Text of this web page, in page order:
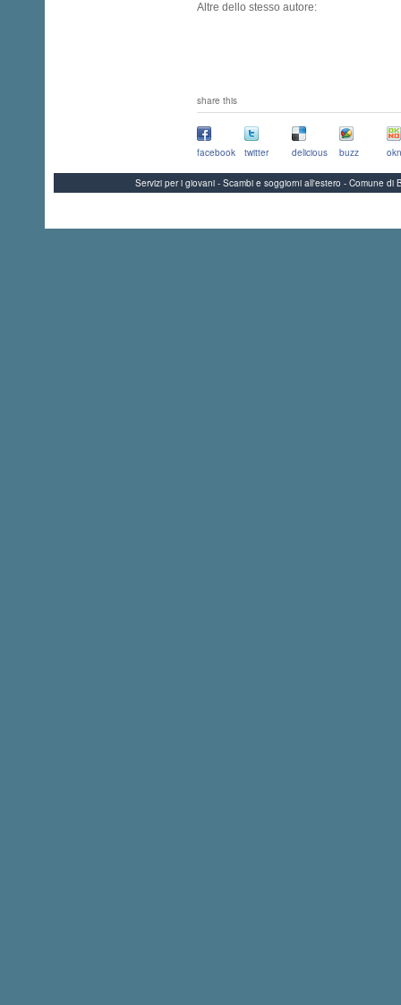
Altre dello stesso autore:
share this
facebook twitter delicious buzz
Servizi per i giovani - Scambi e soggiorni all'estero - Comune